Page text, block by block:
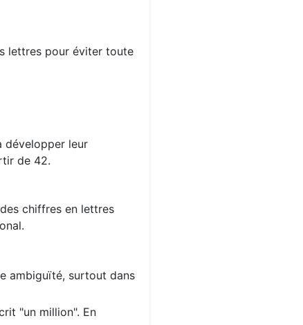
lettres pour éviter toute
développer leur
de 42.
chiffres en lettres
ambiguïté, surtout dans
"un million". En